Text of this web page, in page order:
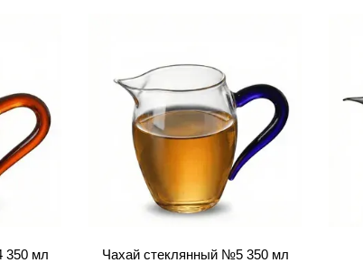
350 мл
Чахай стеклянный №5 350 мл